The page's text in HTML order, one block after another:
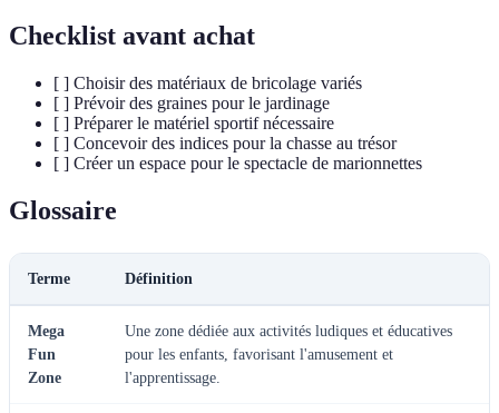
Checklist avant achat
[ ] Choisir des matériaux de bricolage variés
[ ] Prévoir des graines pour le jardinage
[ ] Préparer le matériel sportif nécessaire
[ ] Concevoir des indices pour la chasse au trésor
[ ] Créer un espace pour le spectacle de marionnettes
Glossaire
Terme Définition
Mega
Fun
Zone
Une zone dédiée aux activités ludiques et éducatives
pour les enfants, favorisant l'amusement et
l'apprentissage.